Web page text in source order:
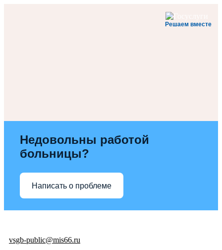
Решаем вместе
Недовольны работой
больницы?
Написать о проблеме
vsgb-public@mis66.ru